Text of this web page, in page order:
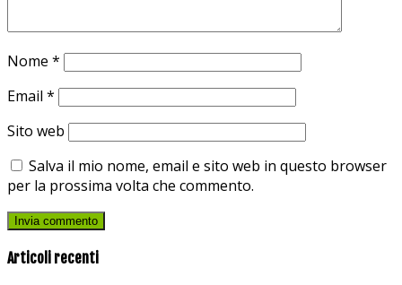
Nome *
Email *
Sito web
Salva il mio nome, email e sito web in questo browser
per la prossima volta che commento.
Articoli recenti